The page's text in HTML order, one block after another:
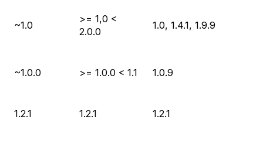
~1.0
>= 1,0 <
2.0.0
1.0, 1.4.1, 1.9.9
~1.0.0 >= 1.0.0 < 1.1 1.0.9
1.2.1 1.2.1 1.2.1